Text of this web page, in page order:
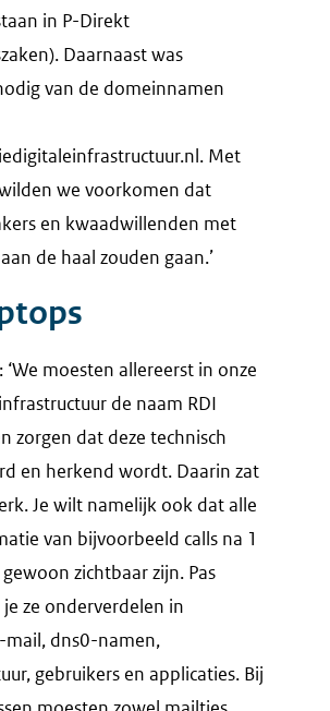
in P-Direkt
Daarnaast was
van de domeinnamen
Met
we voorkomen dat
en kwaadwillenden met
de haal zouden gaan.’
‘We moesten allereerst in onze
de naam RDI
zorgen dat deze technisch
en herkend wordt. Daarin zat
Je wilt namelijk ook dat alle
van bijvoorbeeld calls na 1
zichtbaar zijn. Pas
ze onderverdelen in
dns0-namen,
gebruikers en applicaties. Bij